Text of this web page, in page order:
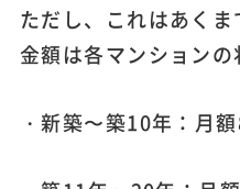
ただし、これはあく
金額は各マンションの
・新築〜築10年：月